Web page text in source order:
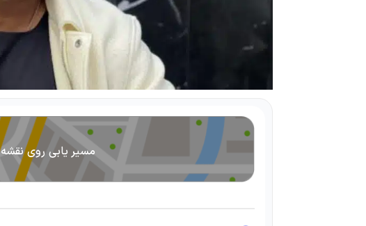
مسیر یابی روی نقشه